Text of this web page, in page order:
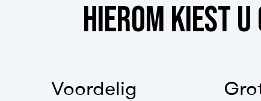
HIEROM KIEST U
Voordelig